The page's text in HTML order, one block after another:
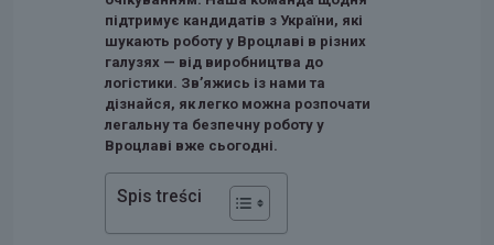
підтримує кандидатів з України, які
шукають роботу у Вроцлаві в різних
галузях — від виробництва до
логістики. Зв’яжись із нами та
дізнайся, як легко можна розпочати
легальну та безпечну роботу у
Вроцлаві вже сьогодні.
Spis treści